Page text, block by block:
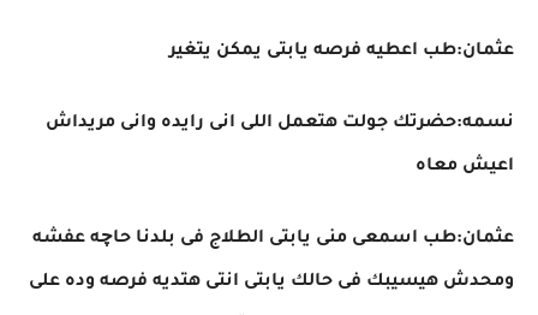
عثمان:طب اعطيه فرصه يابتى يمكن يتغير
نسمه:حضرتك جولت هتعمل اللى انى رايده وانى مريداش
اعيش معاه
عثمان:طب اسمعى منى يابتى الطلاج فى بلدنا حاچه عفشه
ومحدش هيسيبك فى حالك يابتى انتى هتديه فرصه وده على